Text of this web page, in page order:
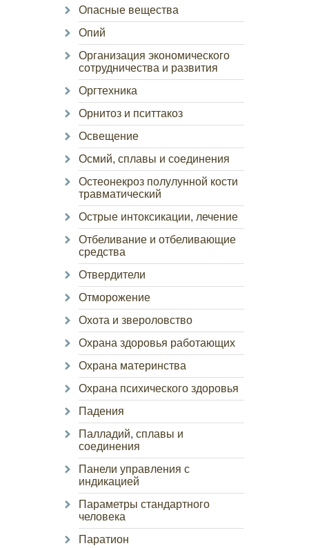
Опасные вещества
Опий
Организация экономического
сотрудничества и развития
Оргтехника
Орнитоз и пситтакоз
Освещение
Осмий, сплавы и соединения
Остеонекроз полулунной кости
травматический
Острые интоксикации, лечение
Отбеливание и отбеливающие
средства
Отвердители
Отморожение
Охота и звероловство
Охрана здоровья работающих
Охрана материнства
Охрана психического здоровья
Падения
Палладий, сплавы и
соединения
Панели управления с
индикацией
Параметры стандартного
человека
Паратион